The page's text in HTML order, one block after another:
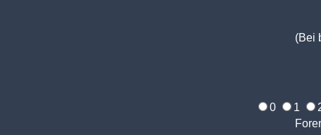
(Bei
0 1